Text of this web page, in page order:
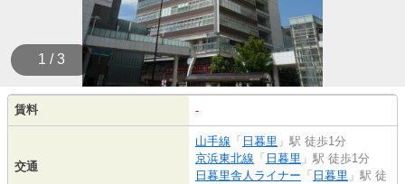
1 / 3
賃料 -
交通
山手線 「 日暮里 」駅 徒歩1分
京浜東北線 「 日暮里 」駅 徒歩1分
日暮里舎人ライナー 「 日暮里 」駅 徒